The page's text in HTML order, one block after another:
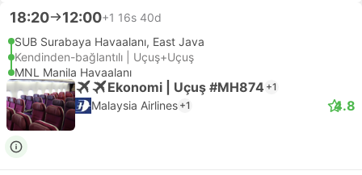
18:20 12:00+1 16s 40d
SUB Surabaya Havaalanı, East Java
Kendinden-bağlantılı | Uçuş+Uçuş
MNL Manila Havaalanı
Ekonomi | Uçuş #MH874 +1
Malaysia Airlines +1 4.8